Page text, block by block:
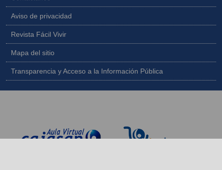
Aviso de privacidad
Revista Fácil Vivir
Mapa del sitio
Transparencia y Acceso a la Información Pública